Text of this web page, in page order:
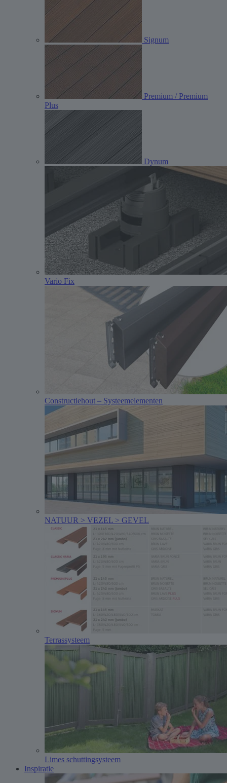
Signum
Premium / Premium
Plus
Dynum
Vario Fix
Constructiehout – Systeemelementen
NATUUR > VEZEL > GEVEL
Terrassysteem
Limes schuttingsysteem
Inspiratie